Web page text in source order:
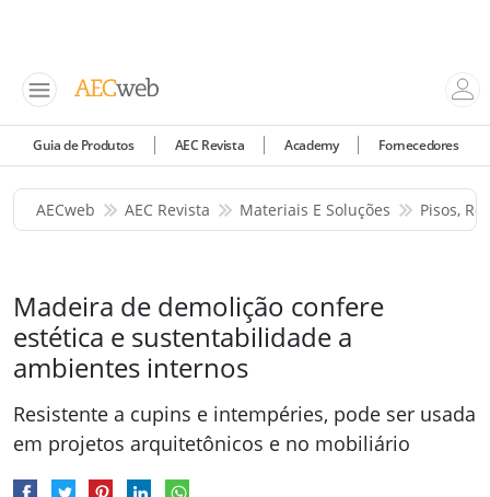
Guia de Produtos AEC Revista Academy Fornecedores
AECweb AEC Revista Materiais E Soluções Pisos,
Madeira de demolição confere
estética e sustentabilidade a
ambientes internos
Resistente a cupins e intempéries, pode ser usada
em projetos arquitetônicos e no mobiliário